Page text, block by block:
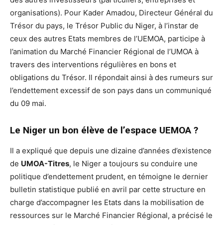
organisations). Pour Kader Amadou, Directeur Général du
Trésor du pays, le Trésor Public du Niger, à l’instar de
ceux des autres Etats membres de l’UEMOA, participe à
l’animation du Marché Financier Régional de l’UMOA à
travers des interventions régulières en bons et
obligations du Trésor. Il répondait ainsi à des rumeurs sur
l’endettement excessif de son pays dans un communiqué
du 09 mai.
Le Niger un bon élève de l’espace UEMOA ?
Il a expliqué que depuis une dizaine d’années d’existence
de UMOA-Titres, le Niger a toujours su conduire une
politique d’endettement prudent, en témoigne le dernier
bulletin statistique publié en avril par cette structure en
charge d’accompagner les Etats dans la mobilisation de
ressources sur le Marché Financier Régional, a précisé le